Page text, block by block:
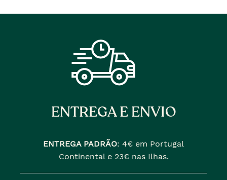
ENTREGA E ENVIO
ENTREGA PADRÃO: 4€ em Portugal
Continental e 23€ nas Ilhas.